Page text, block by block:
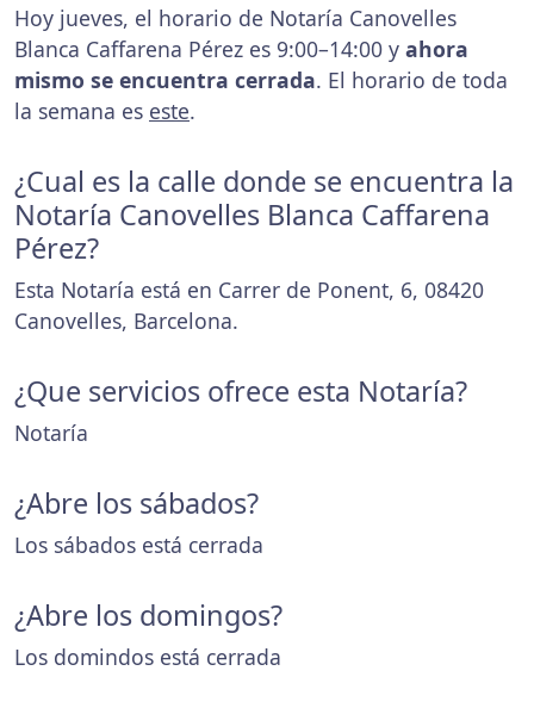
Hoy jueves, el horario de Notaría Canovelles
Blanca Caffarena Pérez es 9:00–14:00 y ahora
mismo se encuentra cerrada. El horario de toda
la semana es este.
¿Cual es la calle donde se encuentra la
Notaría Canovelles Blanca Caffarena
Pérez?
Esta Notaría está en Carrer de Ponent, 6, 08420
Canovelles, Barcelona.
¿Que servicios ofrece esta Notaría?
Notaría
¿Abre los sábados?
Los sábados está cerrada
¿Abre los domingos?
Los domindos está cerrada